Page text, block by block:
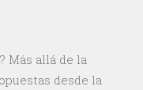
Más allá de la
desde la